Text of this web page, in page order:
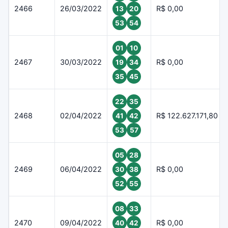
2466 26/03/2022
13
20
53
54
R$ 0,00
2467 30/03/2022
01
10
19
34
35
45
R$ 0,00
2468 02/04/2022
22
35
41
42
53
57
R$ 122.627.171,80
2469 06/04/2022
05
28
30
38
52
55
R$ 0,00
2470 09/04/2022
08
33
40
42
R$ 0,00